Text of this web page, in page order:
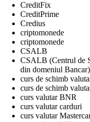
CreditFix
CreditPrime
Credius
criptomonede
criptomonede
CSALB
CSALB (Centrul de
din domeniul Bancar)
curs de schimb
curs de schimb
curs valutar BNR
curs valutar carduri
curs valutar